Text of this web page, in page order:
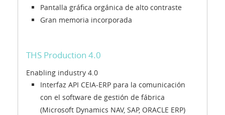
Pantalla gráfica orgánica de alto contraste
Gran memoria incorporada
THS Production 4.0
Enabling industry 4.0
Interfaz API CEIA-ERP para la comunicación
con el software de gestión de fábrica
(Microsoft Dynamics NAV, SAP, ORACLE ERP)